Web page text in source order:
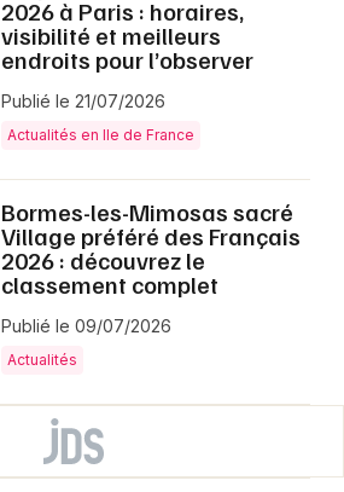
2026 à Paris : horaires,
visibilité et meilleurs
endroits pour l’observer
Publié le 21/07/2026
Actualités en Ile de France
Bormes-les-Mimosas sacré
Village préféré des Français
2026 : découvrez le
classement complet
Publié le 09/07/2026
Actualités